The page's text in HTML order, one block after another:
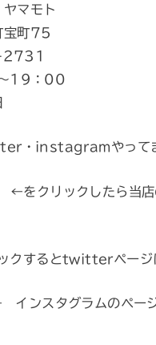
マモト
宝町75
19：00
・instagramやってま
←をクリックしたら当店
クするとtwitterページ
スタグラムのページ